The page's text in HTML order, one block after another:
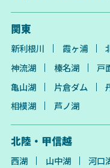
関東
新利根川 霞ヶ浦
神流湖
榛名湖 戸
亀山湖
片倉ダム
相模湖
芦ノ湖
北陸・甲信越
西湖 山中湖 河口